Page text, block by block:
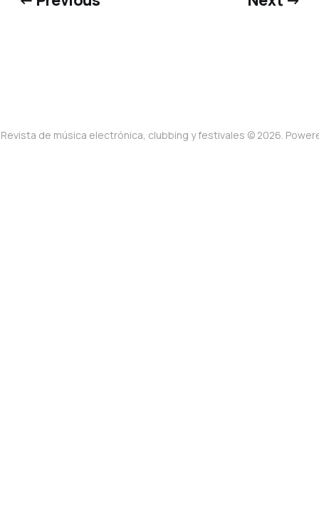
de música electrónica, clubbing y festivales © 2026.